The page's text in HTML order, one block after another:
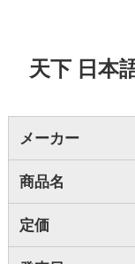
天下 日本
メーカー
商品名
定価